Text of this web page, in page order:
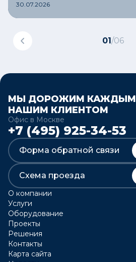
30.07.2026
01/06
МЫ ДОРОЖИМ КАЖДЫМ
НАШИМ КЛИЕНТОМ
Офис в Москве
+7 (495) 925-34-53
Форма обратной связи
Схема проезда
О компании
Услуги
Оборудование
Проекты
Решения
Контакты
Карта сайта